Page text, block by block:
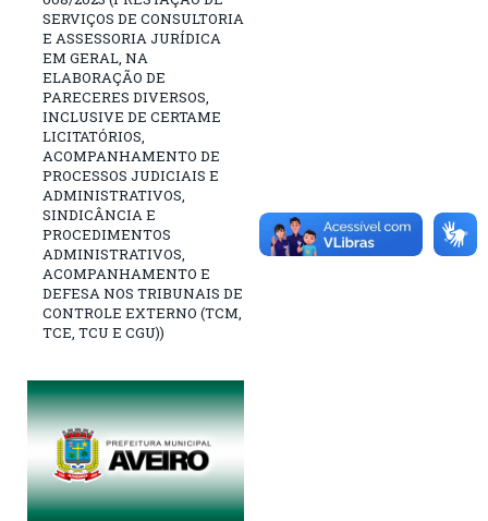
SERVIÇOS DE CONSULTORIA
E ASSESSORIA JURÍDICA
EM GERAL, NA
ELABORAÇÃO DE
PARECERES DIVERSOS,
INCLUSIVE DE CERTAME
LICITATÓRIOS,
ACOMPANHAMENTO DE
PROCESSOS JUDICIAIS E
ADMINISTRATIVOS,
SINDICÂNCIA E
PROCEDIMENTOS
ADMINISTRATIVOS,
ACOMPANHAMENTO E
DEFESA NOS TRIBUNAIS DE
CONTROLE EXTERNO (TCM,
TCE, TCU E CGU))